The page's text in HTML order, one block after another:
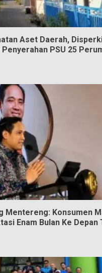
Aset Daerah,
PSU 25
Mentereng: Konsumen
Enam Bulan Ke Depan